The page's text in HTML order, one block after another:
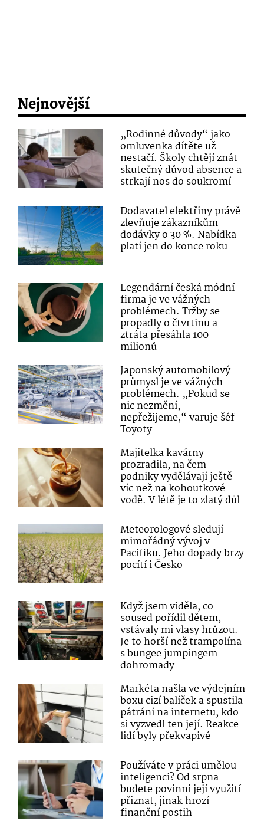
Nejnovější
„Rodinné důvody“ jako
omluvenka dítěte už
nestačí. Školy chtějí znát
skutečný důvod absence a
strkají nos do soukromí
Dodavatel elektřiny právě
zlevňuje zákazníkům
dodávky o 30 %. Nabídka
platí jen do konce roku
Legendární česká módní
firma je ve vážných
problémech. Tržby se
propadly o čtvrtinu a
ztráta přesáhla 100
milionů
Japonský automobilový
průmysl je ve vážných
problémech. „Pokud se
nic nezmění,
nepřežijeme,“ varuje šéf
Toyoty
Majitelka kavárny
prozradila, na čem
podniky vydělávají ještě
víc než na kohoutkové
vodě. V létě je to zlatý důl
Meteorologové sledují
mimořádný vývoj v
Pacifiku. Jeho dopady brzy
pocítí i Česko
Když jsem viděla, co
soused pořídil dětem,
vstávaly mi vlasy hrůzou.
Je to horší než trampolína
s bungee jumpingem
dohromady
Markéta našla ve výdejním
boxu cizí balíček a spustila
pátrání na internetu, kdo
si vyzvedl ten její. Reakce
lidí byly překvapivé
Používáte v práci umělou
inteligenci? Od srpna
budete povinni její využití
přiznat, jinak hrozí
finanční postih